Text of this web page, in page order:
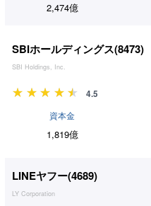
2,474億
SBIホールディングス(8473)
SBI Holdings, Inc.
4.5
資本金
1,819億
LINEヤフー(4689)
LY Corporation